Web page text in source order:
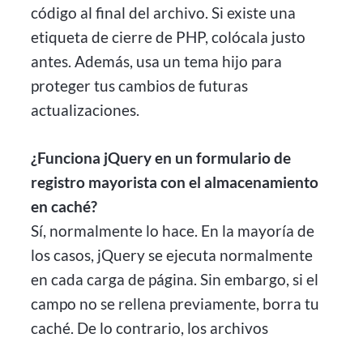
código al final del archivo. Si existe una
etiqueta de cierre de PHP, colócala justo
antes. Además, usa un tema hijo para
proteger tus cambios de futuras
actualizaciones.
¿Funciona jQuery en un formulario de
registro mayorista con el almacenamiento
en caché?
Sí, normalmente lo hace. En la mayoría de
los casos, jQuery se ejecuta normalmente
en cada carga de página. Sin embargo, si el
campo no se rellena previamente, borra tu
caché. De lo contrario, los archivos